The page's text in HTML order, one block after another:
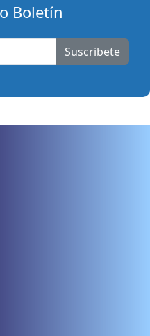
Boletín
Suscribete